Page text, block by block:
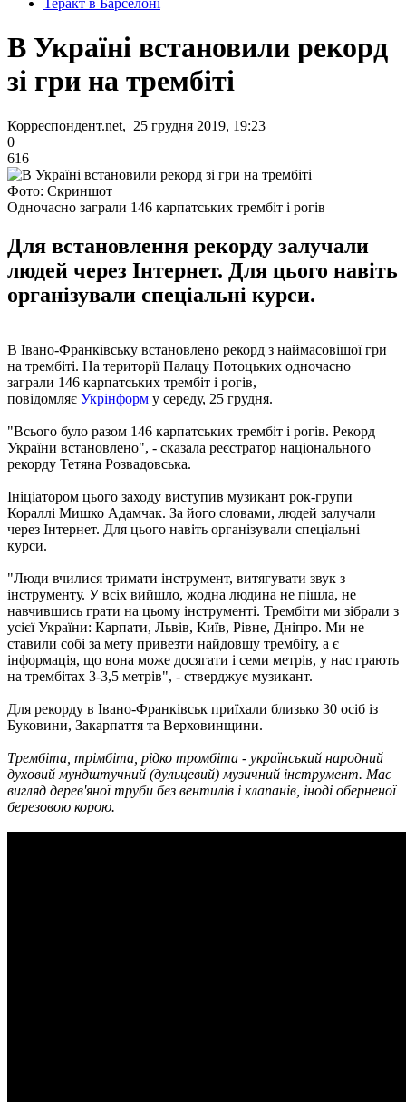
Теракт в Барселоні
В Україні встановили рекорд
зі гри на трембіті
Корреспондент.net, 25 грудня 2019, 19:23
0
616
Фото: Скриншот
Одночасно заграли 146 карпатських трембіт і рогів
Для встановлення рекорду залучали
людей через Інтернет. Для цього навіть
організували спеціальні курси.
В Івано-Франківську встановлено рекорд з наймасовішої гри
на трембіті. На території Палацу Потоцьких одночасно
заграли 146 карпатських трембіт і рогів,
повідомляє Укрінформ у середу, 25 грудня.
"Всього було разом 146 карпатських трембіт і рогів. Рекорд
України встановлено", - сказала реєстратор національного
рекорду Тетяна Розвадовська.
Ініціатором цього заходу виступив музикант рок-групи
Кораллі Мишко Адамчак. За його словами, людей залучали
через Інтернет. Для цього навіть організували спеціальні
курси.
"Люди вчилися тримати інструмент, витягувати звук з
інструменту. У всіх вийшло, жодна людина не пішла, не
навчившись грати на цьому інструменті. Трембіти ми зібрали з
усієї України: Карпати, Львів, Київ, Рівне, Дніпро. Ми не
ставили собі за мету привезти найдовшу трембіту, а є
інформація, що вона може досягати і семи метрів, у нас грають
на трембітах 3-3,5 метрів", - стверджує музикант.
Для рекорду в Івано-Франківськ приїхали близько 30 осіб із
Буковини, Закарпаття та Верховинщини.
Трембіта, трімбіта, рідко тромбіта - український народний
духовий мундштучний (дульцевий) музичний інструмент. Має
вигляд дерев'яної труби без вентилів і клапанів, іноді оберненої
березовою корою.